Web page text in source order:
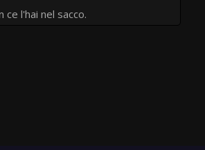
Mai dire gatto se non ce l'hai nel sacco.